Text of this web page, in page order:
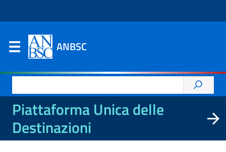
ANBSC
per:
Piattaforma Unica delle
Destinazioni